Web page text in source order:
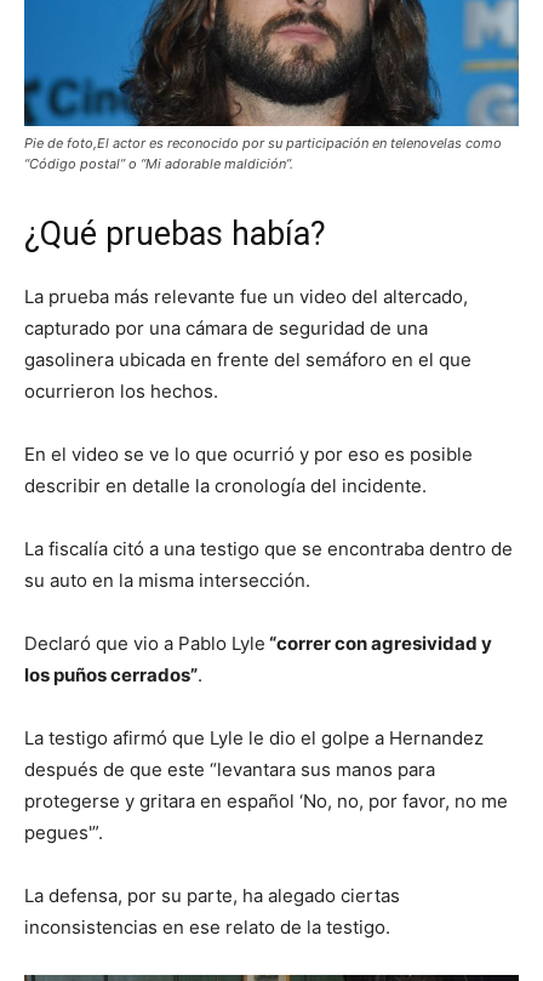
Pie de foto,El actor es reconocido por su participación en telenovelas como
“Código postal” o “Mi adorable maldición”.
¿Qué pruebas había?
La prueba más relevante fue un video del altercado,
capturado por una cámara de seguridad de una
gasolinera ubicada en frente del semáforo en el que
ocurrieron los hechos.
En el video se ve lo que ocurrió y por eso es posible
describir en detalle la cronología del incidente.
La fiscalía citó a una testigo que se encontraba dentro de
su auto en la misma intersección.
Declaró que vio a Pablo Lyle “correr con agresividad y
los puños cerrados”.
La testigo afirmó que Lyle le dio el golpe a Hernandez
después de que este “levantara sus manos para
protegerse y gritara en español ‘No, no, por favor, no me
pegues'”.
La defensa, por su parte, ha alegado ciertas
inconsistencias en ese relato de la testigo.